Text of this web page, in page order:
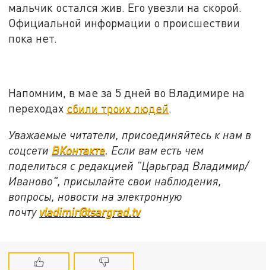
мальчик остался жив. Его увезли на скорой.
Официальной информации о происшествии
пока нет.
Напомним, в мае за 5 дней во Владимире на
переходах сбили троих людей
Уважаемые читатели, присоединяйтесь к нам в
соцсети ВКонтакте. Если вам есть чем
поделиться с редакцией "Царьград Владимир/
Иваново", присылайте свои наблюдения,
вопросы, новости на электронную
почту vladimir@tsargrad.tv